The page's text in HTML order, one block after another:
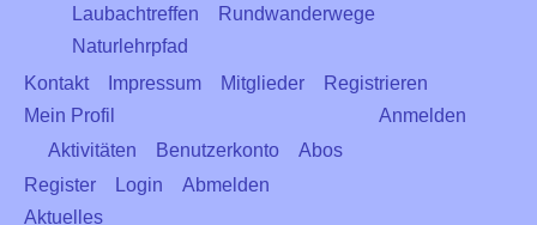
Laubachtreffen
Rundwanderwege
Naturlehrpfad
Kontakt
Impressum Mitglieder
Registrieren
Mein Profil
Aktivitäten
Benutzerkonto Abos
Anmelden
Register Login
Abmelden
Aktuelles